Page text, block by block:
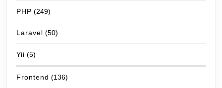
PHP (249)
Laravel (50)
Yii (5)
Frontend (136)